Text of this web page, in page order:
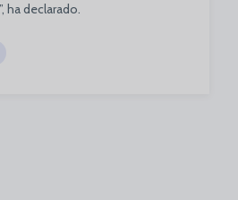
ha declarado.